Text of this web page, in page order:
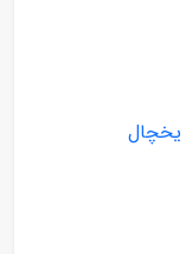
یخچال